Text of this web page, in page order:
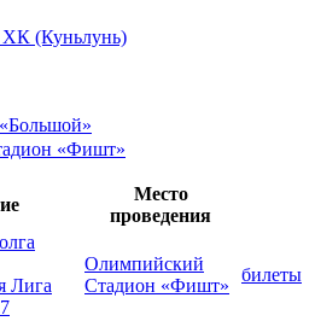
(Куньлунь)
«Фишт»
Место
проведения
Лига
Олимпийский
Стадион «Фишт»
билеты